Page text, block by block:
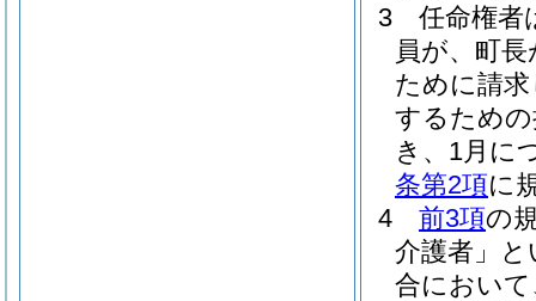
3
任命権者
員が、町
ために請
するため
き、1月に
条第2項に
4
前3項の
介護者」と
合において